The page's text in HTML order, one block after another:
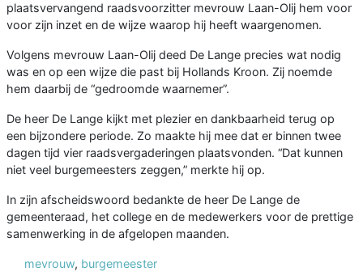
plaatsvervangend raadsvoorzitter mevrouw Laan-Olij hem voor
voor zijn inzet en de wijze waarop hij heeft waargenomen.
Volgens mevrouw Laan-Olij deed De Lange precies wat nodig
was en op een wijze die past bij Hollands Kroon. Zij noemde
hem daarbij de “gedroomde waarnemer”.
De heer De Lange kijkt met plezier en dankbaarheid terug op
een bijzondere periode. Zo maakte hij mee dat er binnen twee
dagen tijd vier raadsvergaderingen plaatsvonden. “Dat kunnen
niet veel burgemeesters zeggen,” merkte hij op.
In zijn afscheidswoord bedankte de heer De Lange de
gemeenteraad, het college en de medewerkers voor de prettige
samenwerking in de afgelopen maanden.
mevrouw, burgemeester